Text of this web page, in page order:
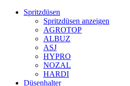
Spritzdüsen
Spritzdüsen anzeigen
AGROTOP
ALBUZ
ASJ
HYPRO
NOZAL
HARDI
Düsenhalter